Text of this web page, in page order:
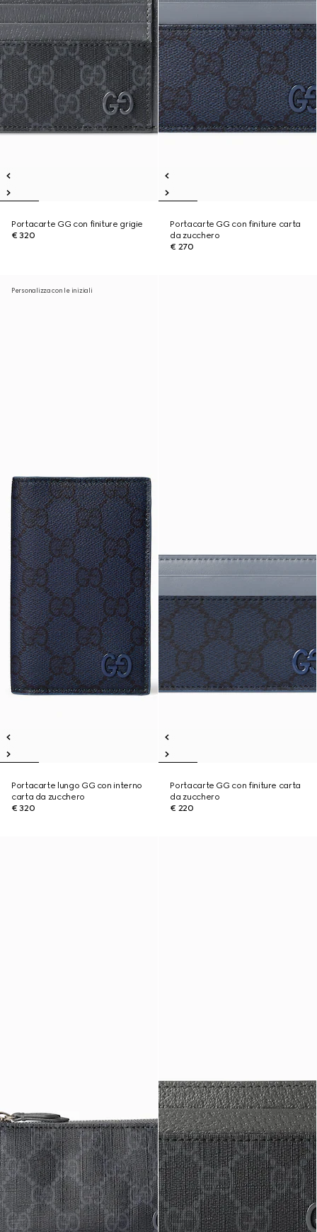
Portacarte GG con finiture grigie
€ 320
Portacarte GG con finiture carta
da zucchero
€ 270
Personalizza con le iniziali
Portacarte lungo GG con interno
carta da zucchero
€ 320
Portacarte GG con finiture carta
da zucchero
€ 220